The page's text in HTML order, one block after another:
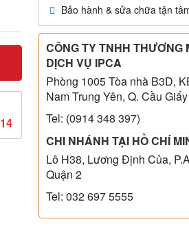
Bảo hành & sửa chữa tận
CÔNG TY TNHH THƯƠNG
DỊCH VỤ IPCA
Phòng 1005 Tòa nhà B3D,
Nam Trung Yên, Q. Cầu Giấy
Tel: (0914 348 397)
CHI NHÁNH TẠI HỒ CHÍ
Lô H38, Lương Định Của,
Quận 2
Tel: 032 697 5555